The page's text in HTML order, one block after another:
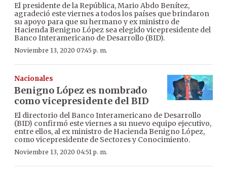
El presidente de la República, Mario Abdo Benítez,
agradeció este viernes a todos los países que brindaron
su apoyo para que su hermano y ex ministro de
Hacienda Benigno López sea elegido vicepresidente del
Banco Interamericano de Desarrollo (BID).
Noviembre 13, 2020 07:45 p. m.
Nacionales
Benigno López es nombrado
como vicepresidente del BID
El directorio del Banco Interamericano de Desarrollo
(BID) confirmó este viernes a su nuevo equipo ejecutivo,
entre ellos, al ex ministro de Hacienda Benigno López,
como vicepresidente de Sectores y Conocimiento.
Noviembre 13, 2020 04:51 p. m.